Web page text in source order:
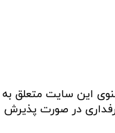
این سایت متعلق به
در صورت پذیرش